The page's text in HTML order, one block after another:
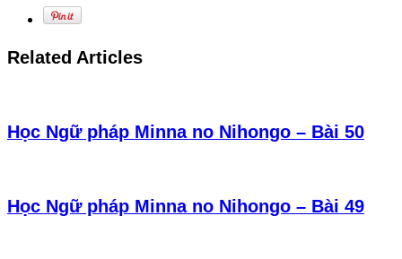
Related Articles
Học Ngữ pháp Minna no Nihongo – Bài 50
Học Ngữ pháp Minna no Nihongo – Bài 49